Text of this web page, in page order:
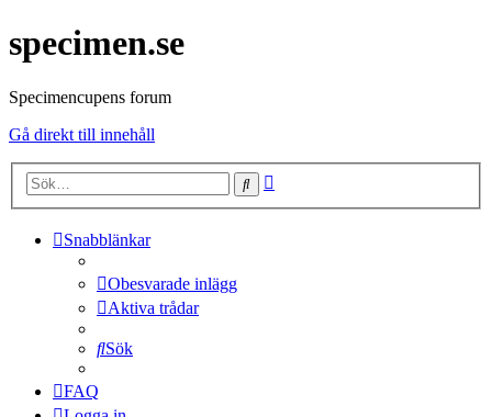
specimen.se
Specimencupens forum
Gå direkt till innehåll
Sök
Snabblänkar
Obesvarade inlägg
Aktiva trådar
Sök
FAQ